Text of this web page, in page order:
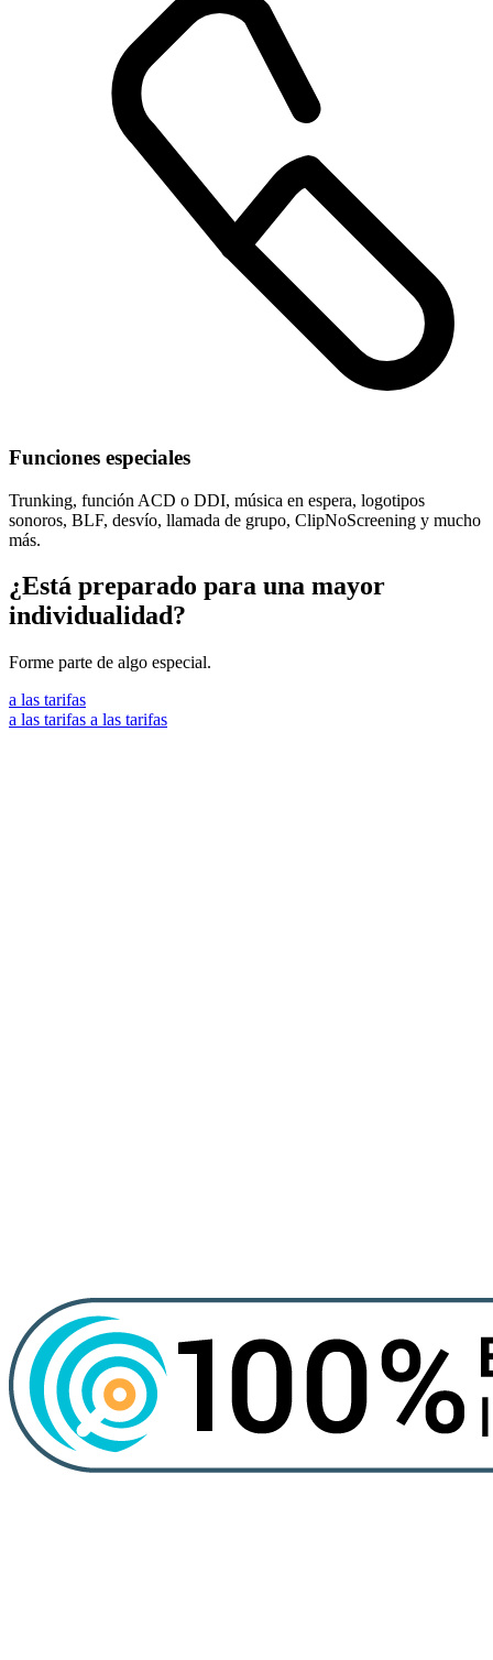
Funciones especiales
Trunking, función ACD o DDI, música en espera, logotipos
sonoros, BLF, desvío, llamada de grupo, ClipNoScreening y mucho
más.
¿Está preparado para una mayor
individualidad?
Forme parte de algo especial.
a las tarifas
a las tarifas a las tarifas